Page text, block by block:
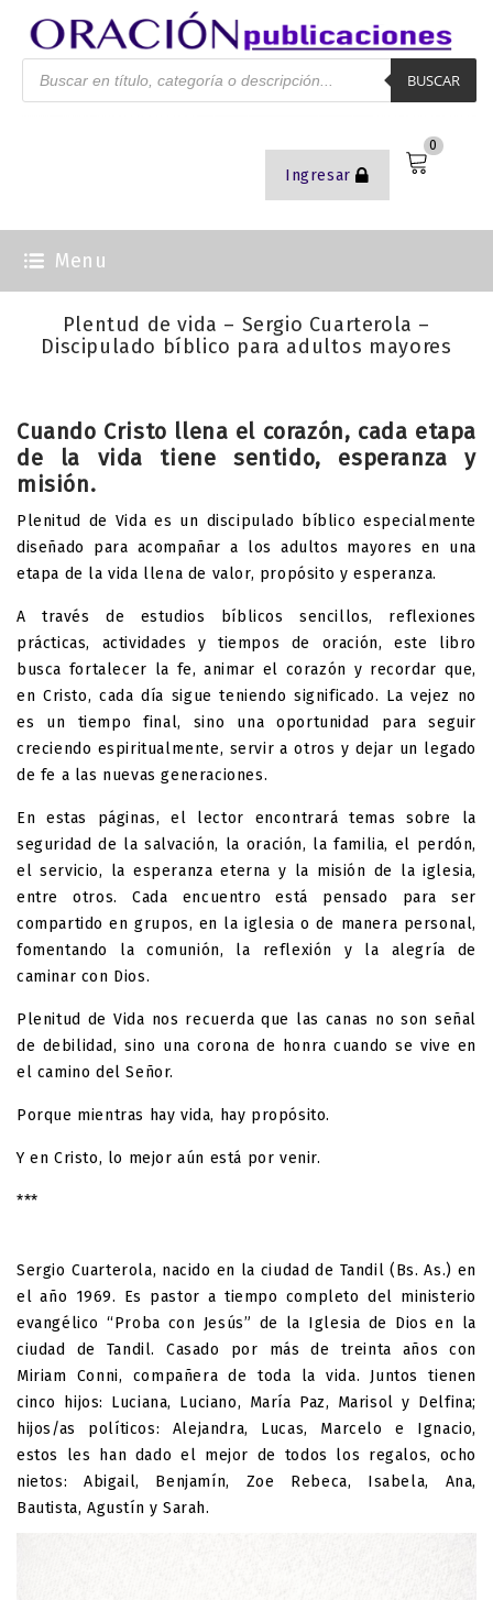
Ingresar
0
BUSCAR
Menu
Plentud de vida – Sergio Cuarterola –
Discipulado bíblico para adultos mayores
Cuando Cristo llena el corazón, cada etapa
de la vida tiene sentido, esperanza y
misión.
Plenitud de Vida es un discipulado bíblico especialmente
diseñado para acompañar a los adultos mayores en una
etapa de la vida llena de valor, propósito y esperanza.
A través de estudios bíblicos sencillos, reflexiones
prácticas, actividades y tiempos de oración, este libro
busca fortalecer la fe, animar el corazón y recordar que,
en Cristo, cada día sigue teniendo significado. La vejez no
es un tiempo final, sino una oportunidad para seguir
creciendo espiritualmente, servir a otros y dejar un legado
de fe a las nuevas generaciones.
En estas páginas, el lector encontrará temas sobre la
seguridad de la salvación, la oración, la familia, el perdón,
el servicio, la esperanza eterna y la misión de la iglesia,
entre otros. Cada encuentro está pensado para ser
compartido en grupos, en la iglesia o de manera personal,
fomentando la comunión, la reflexión y la alegría de
caminar con Dios.
Plenitud de Vida nos recuerda que las canas no son señal
de debilidad, sino una corona de honra cuando se vive en
el camino del Señor.
Porque mientras hay vida, hay propósito.
Y en Cristo, lo mejor aún está por venir.
***
Sergio Cuarterola, nacido en la ciudad de Tandil (Bs. As.) en
el año 1969. Es pastor a tiempo completo del ministerio
evangélico “Proba con Jesús” de la Iglesia de Dios en la
ciudad de Tandil. Casado por más de treinta años con
Miriam Conni, compañera de toda la vida. Juntos tienen
cinco hijos: Luciana, Luciano, María Paz, Marisol y Delfina;
hijos/as políticos: Alejandra, Lucas, Marcelo e Ignacio,
estos les han dado el mejor de todos los regalos, ocho
nietos: Abigail, Benjamín, Zoe Rebeca, Isabela, Ana,
Bautista, Agustín y Sarah.